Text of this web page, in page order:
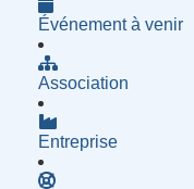
Événement à venir
Association
Entreprise